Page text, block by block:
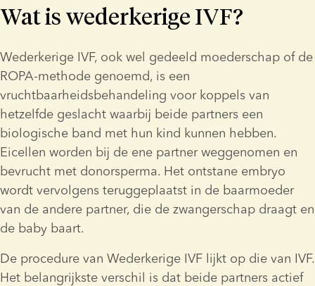
Wat is wederkerige IVF?
Wederkerige IVF, ook wel gedeeld moederschap of de
ROPA-methode genoemd, is een
vruchtbaarheidsbehandeling voor koppels van
hetzelfde geslacht waarbij beide partners een
biologische band met hun kind kunnen hebben.
Eicellen worden bij de ene partner weggenomen en
bevrucht met donorsperma. Het ontstane embryo
wordt vervolgens teruggeplaatst in de baarmoeder
van de andere partner, die de zwangerschap draagt en
de baby baart.
De procedure van Wederkerige IVF lijkt op die van IVF.
Het belangrijkste verschil is dat beide partners actief